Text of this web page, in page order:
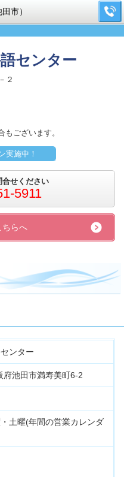
市）
センター
２
ございます。
実施中！
合せください
5911
ちらへ
ンター
池田市満寿美町6-2
土曜(年間の営業カレンダ